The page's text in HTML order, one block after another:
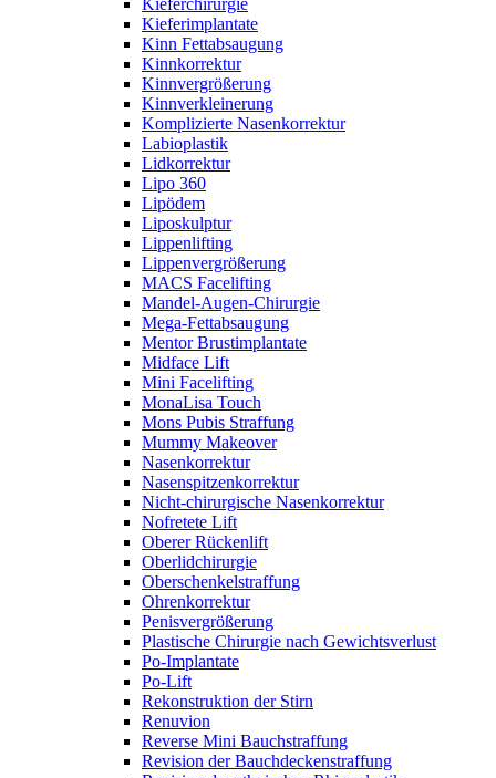
Kieferimplantate
Kinn Fettabsaugung
Kinnkorrektur
Kinnvergrößerung
Kinnverkleinerung
Komplizierte Nasenkorrektur
Labioplastik
Lidkorrektur
Lipo 360
Lipödem
Liposkulptur
Lippenlifting
Lippenvergrößerung
MACS Facelifting
Mandel-Augen-Chirurgie
Mega-Fettabsaugung
Mentor Brustimplantate
Midface Lift
Mini Facelifting
MonaLisa Touch
Mons Pubis Straffung
Mummy Makeover
Nasenkorrektur
Nasenspitzenkorrektur
Nicht-chirurgische Nasenkorrektur
Nofretete Lift
Oberer Rückenlift
Oberlidchirurgie
Oberschenkelstraffung
Ohrenkorrektur
Penisvergrößerung
Plastische Chirurgie nach Gewichtsverlust
Po-Implantate
Po-Lift
Rekonstruktion der Stirn
Renuvion
Reverse Mini Bauchstraffung
Revision der Bauchdeckenstraffung